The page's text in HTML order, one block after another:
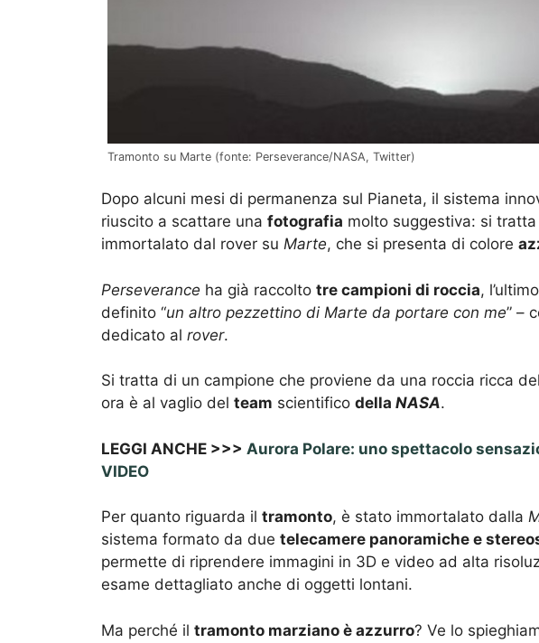
Tramonto su Marte (fonte: Perseverance/NASA, Twitter)
Dopo alcuni mesi di permanenza sul Pianeta, il sistema
riuscito a scattare una fotografia molto suggestiva: si
immortalato dal rover su Marte, che si presenta di colore
Perseverance ha già raccolto tre campioni di roccia,
definito “un altro pezzettino di Marte da portare con me” –
dedicato al rover.
Si tratta di un campione che proviene da una roccia ricca
ora è al vaglio del team scientifico della NASA.
LEGGI ANCHE >>> Aurora Polare: uno spettacolo
VIDEO
Per quanto riguarda il tramonto, è stato immortalato dalla
sistema formato da due telecamere panoramiche e
permette di riprendere immagini in 3D e video ad alta
esame dettagliato anche di oggetti lontani.
Ma perché il tramonto marziano è azzurro? Ve lo